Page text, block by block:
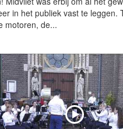
in het publiek vast te leggen.
motoren, de...